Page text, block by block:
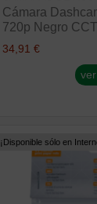
Cámara
720p Negro
34,91 €
¡Disponible sólo en